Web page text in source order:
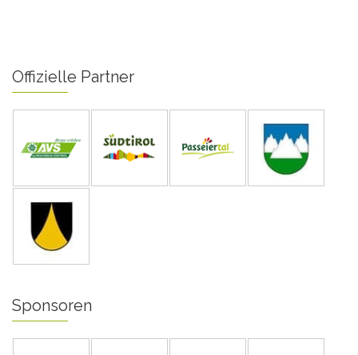
Offizielle Partner
Sponsoren